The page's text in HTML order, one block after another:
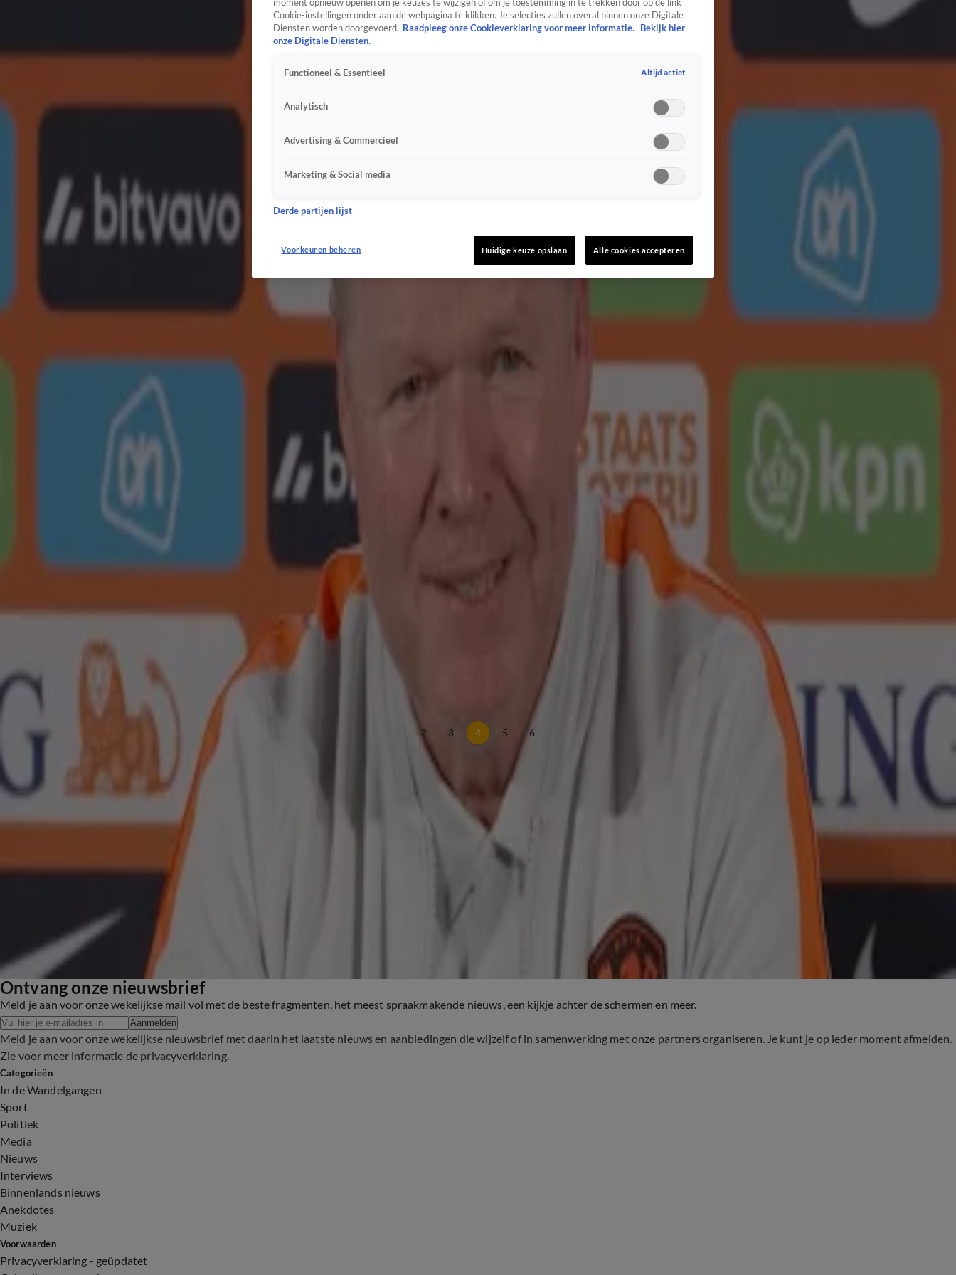
Virgil van Dijk: 'Als je de kansen die je krijgt niet afmaakt, ontstaat er geen lekker gevoel'
Oranje
8 juni, 23:54
Noa Vahle feliciteert Denzel Dumfries met droomtransfer naar Real Madrid: 'Ik ben een blij man'
8 juni, 23:38
Oranje
Oranje-debutant Summerville vol vertrouwen: 'Dan ben je als team door niemand te verslaan!'
Oranje
Koeman aangesproken door zijn vrouw tijdens WK-voorbereiding: 'Ze gaf mij wel een boodschap mee...'
2 juni, 16:54
2 3 4 5 6
Hier vind je een verzameling van alle interviews van Vandaag Inside: van In de Wandelgangen, waarin Wilfred
Genee samen met tafel- of bargasten terugblikt op de uitzending, tot de interviews van Noa Vahle met voetballers,
trainers en andere prominenten uit de voetbalwereld.
Ontvang onze nieuwsbrief
Meld je aan voor onze wekelijkse mail vol met de beste fragmenten, het meest spraakmakende nieuws, een kijkje achter de schermen en meer.
Aanmelden
Meld je aan voor onze wekelijkse nieuwsbrief met daarin het laatste nieuws en aanbiedingen die wijzelf of in samenwerking met onze partners organiseren. Je kunt je op ieder moment afmelden.
Zie voor meer informatie de privacyverklaring.
Categorieën
In de Wandelgangen
Sport
Politiek
Media
Nieuws
Interviews
Binnenlands nieuws
Anekdotes
Muziek
Voorwaarden
Privacyverklaring - geüpdatet
moment opnieuw openen om je keuzes te wijzigen of om je toestemming in te trekken door op de link
Cookie-instellingen onder aan de webpagina te klikken. Je selecties zullen overal binnen onze Digitale
Diensten worden doorgevoerd. Raadpleeg onze Cookieverklaring voor meer informatie.
Bekijk hier
onze Digitale Diensten.
Functioneel & Essentieel Altijd actief
Analytisch
Advertising & Commercieel
Marketing & Social media
Derde partijen lijst
Voorkeuren beheren Huidige keuze opslaan Alle cookies accepteren